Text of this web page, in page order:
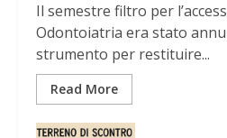
Il semestre filtro per
Odontoiatria era stato
strumento per restituire...
Read More